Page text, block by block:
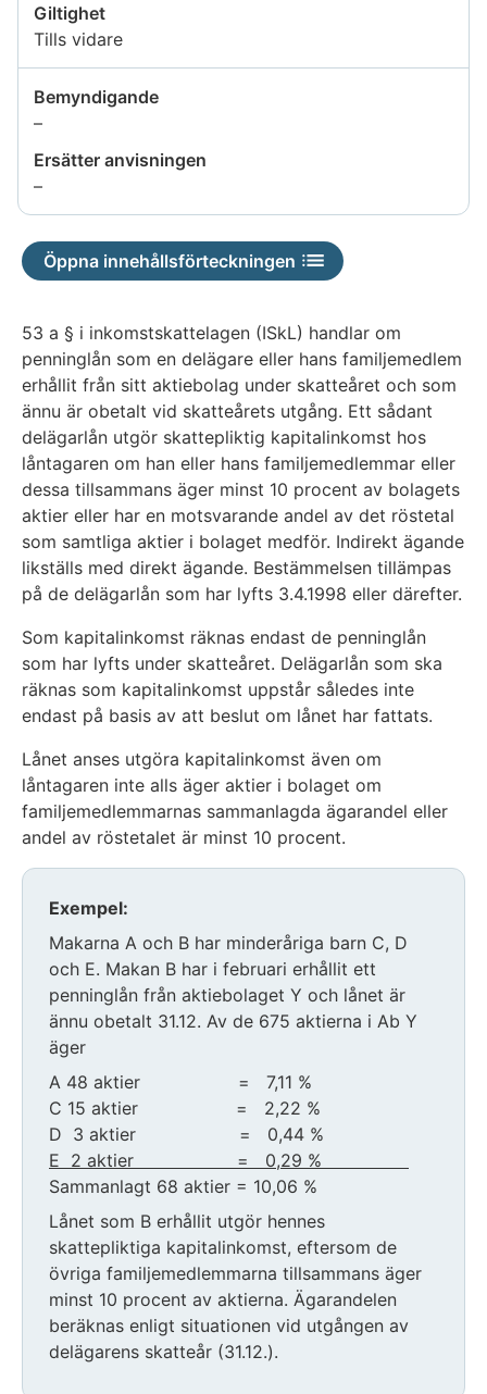
inte
tillgänglig
Giltighet
Tills vidare
Bemyndigande
–Uppgiften
inte
Ersätter anvisningen
–Uppgiften
är
inte
tillgänglig
Öppna innehållsförteckningen
53 a § i inkomstskattelagen (ISkL) handlar om
penninglån som en delägare eller hans familjemedlem
erhållit från sitt aktiebolag under skatteåret och som
ännu är obetalt vid skatteårets utgång. Ett sådant
delägarlån utgör skattepliktig kapitalinkomst hos
låntagaren om han eller hans familjemedlemmar eller
dessa tillsammans äger minst 10 procent av bolagets
aktier eller har en motsvarande andel av det röstetal
som samtliga aktier i bolaget medför. Indirekt ägande
likställs med direkt ägande. Bestämmelsen tillämpas
på de delägarlån som har lyfts 3.4.1998 eller därefter.
Som kapitalinkomst räknas endast de penninglån
som har lyfts under skatteåret. Delägarlån som ska
räknas som kapitalinkomst uppstår således inte
endast på basis av att beslut om lånet har fattats.
Lånet anses utgöra kapitalinkomst även om
låntagaren inte alls äger aktier i bolaget om
familjemedlemmarnas sammanlagda ägarandel eller
andel av röstetalet är minst 10 procent.
Exempel:
Makarna A och B har minderåriga barn C, D
och E. Makan B har i februari erhållit ett
penninglån från aktiebolaget Y och lånet är
ännu obetalt 31.12. Av de 675 aktierna i Ab Y
äger
A 48 aktier = 7,11 %
C 15 aktier = 2,22 %
D 3 aktier = 0,44 %
E 2 aktier = 0,29 %
Sammanlagt 68 aktier = 10,06 %
Lånet som B erhållit utgör hennes
skattepliktiga kapitalinkomst, eftersom de
övriga familjemedlemmarna tillsammans äger
minst 10 procent av aktierna. Ägarandelen
beräknas enligt situationen vid utgången av
delägarens skatteår (31.12.).